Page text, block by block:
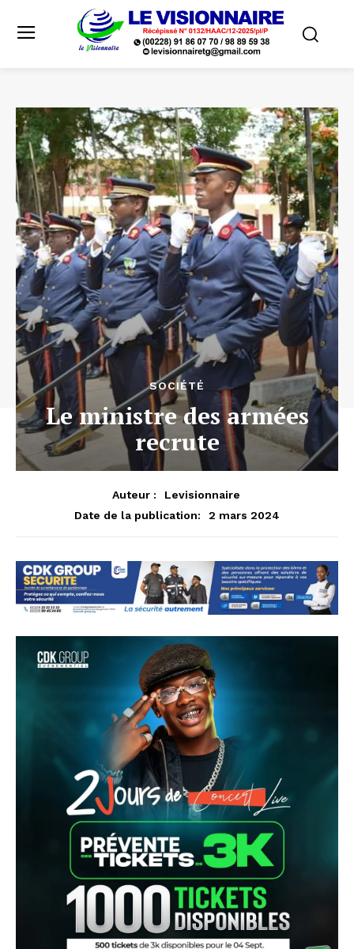
SOCIÉTÉ
Le ministre des armées
recrute
Auteur :
Levisionnaire
Date de la publication:
2 mars 2024